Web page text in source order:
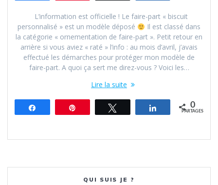
L’information est officielle ! Le faire-part « biscuit
personnalisé » est un modèle déposé
Il est classé dans
la catégorie « ornementation de faire-part ». Petit retour en
arrière si vous aviez « raté » l’info : au mois d’avril, j’avais
effectué les démarches pour protéger mon modèle de
faire-part. A quoi ça sert me direz-vous ? Voici les…
Lire la suite
Partagez 0
PARTAGES
QUI SUIS JE ?